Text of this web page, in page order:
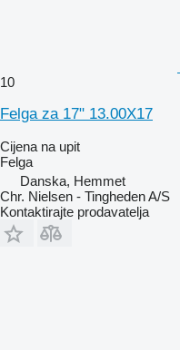
10
Felga za 17" 13.00X17
Cijena na upit
Felga
Danska, Hemmet
Chr. Nielsen - Tingheden A/S
Kontaktirajte prodavatelja